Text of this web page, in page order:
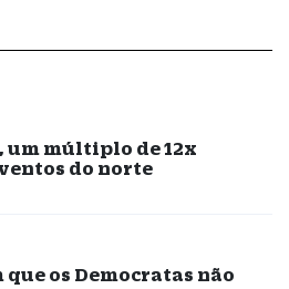
um múltiplo de 12x
do norte
os Democratas não